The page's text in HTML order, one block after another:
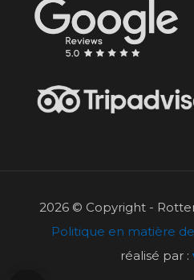
2026 © Copyright -
Politique en matière
réalisé par :